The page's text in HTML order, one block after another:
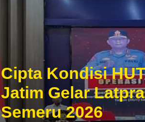
Cipta Kondisi
Jatim Gelar
Semeru 2026